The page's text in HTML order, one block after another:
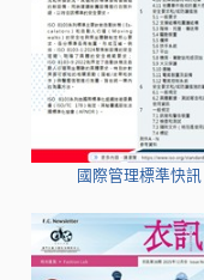
國際管理標準快訊